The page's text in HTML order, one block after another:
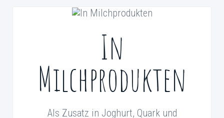
In
Milchprodukten
Als Zusatz in Joghurt, Quark und